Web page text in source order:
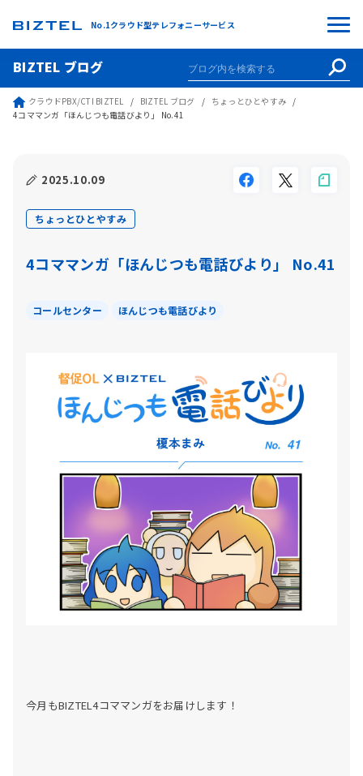
No.1クラウド型テレフォニーサービス
BIZTEL ブログ
クラウドPBX/CTI BIZTEL BIZTEL ブログ
ちょっとひとやすみ
4コママンガ「ほんじつも電話びより」 No.41
2025.10.09
ちょっとひとやすみ
4コママンガ「ほんじつも電話びより」 No.41
コールセンター ほんじつも電話びより
今月もBIZTEL4コママンガをお届けします！